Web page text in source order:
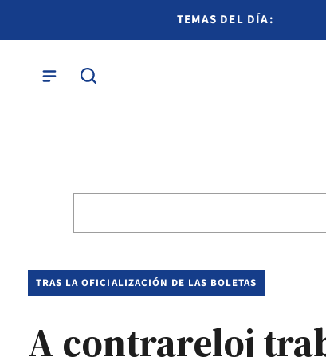
TEMAS DEL DÍA:
TRAS LA OFICIALIZACIÓN DE LAS BOLETAS
A contrareloj